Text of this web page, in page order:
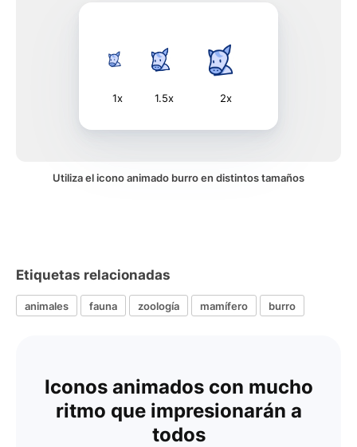
1x 1.5x 2x
Utiliza el icono animado burro en distintos tamaños
Etiquetas relacionadas
animales fauna zoología mamífero burro
Iconos animados con mucho
ritmo que impresionarán a
todos